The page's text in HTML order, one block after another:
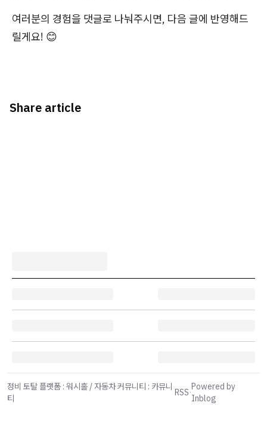
여러분의 경험을 댓글로 나눠주시면, 다음 글에 반영해드
릴게요! 😊
Share article
정비 토탈 플랫폼 : 워시홀 / 자동차 커뮤니티 : 카뮤니
티
RSS·
Powered by
Inblog